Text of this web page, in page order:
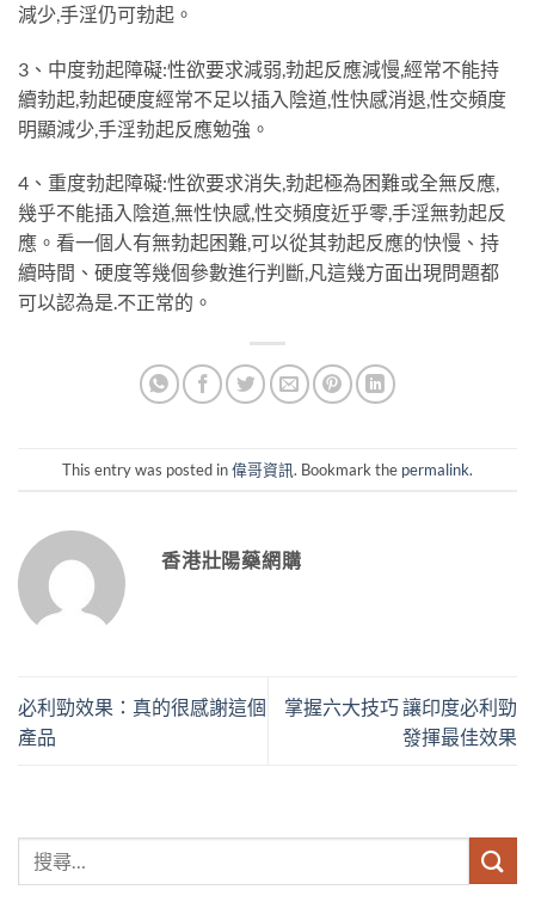
減少,手淫仍可勃起。
3、中度勃起障礙:性欲要求減弱,勃起反應減慢,經常不能持
續勃起,勃起硬度經常不足以插入陰道,性快感消退,性交頻度
明顯減少,手淫勃起反應勉強。
4、重度勃起障礙:性欲要求消失,勃起極為困難或全無反應,
幾乎不能插入陰道,無性快感,性交頻度近乎零,手淫無勃起反
應。看一個人有無勃起困難,可以從其勃起反應的快慢、持
續時間、硬度等幾個參數進行判斷,凡這幾方面出現問題都
可以認為是.不正常的。
This entry was posted in偉哥資訊. Bookmark the permalink.
香港壯陽藥網購
必利勁效果：真的很感謝這個
產品
掌握六大技巧 讓印度必利勁
發揮最佳效果